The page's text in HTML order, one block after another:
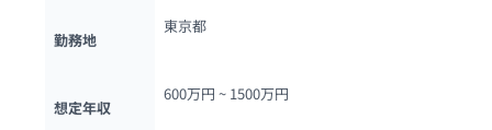
勤務地
東京都
想定年収
600万円 ~ 1500万円